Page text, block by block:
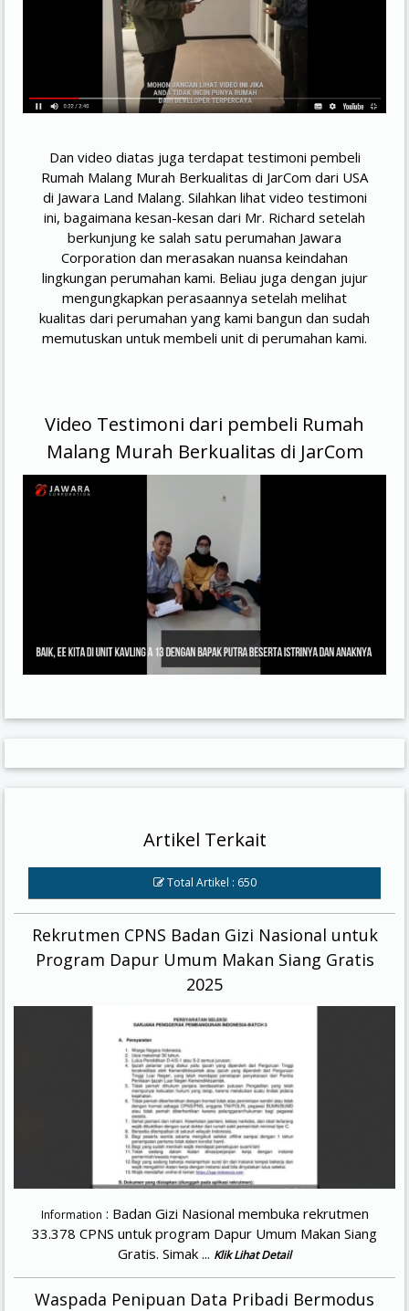
Dan video diatas juga terdapat testimoni pembeli
Rumah Malang Murah Berkualitas di JarCom dari USA
di Jawara Land Malang. Silahkan lihat video testimoni
ini, bagaimana kesan-kesan dari Mr. Richard setelah
berkunjung ke salah satu perumahan Jawara
Corporation dan merasakan nuansa keindahan
lingkungan perumahan kami. Beliau juga dengan jujur
mengungkapkan perasaannya setelah melihat
kualitas dari perumahan yang kami bangun dan sudah
memutuskan untuk membeli unit di perumahan kami.
Video Testimoni dari pembeli Rumah
Malang Murah Berkualitas di JarCom
Artikel Terkait
Total Artikel : 650
Rekrutmen CPNS Badan Gizi Nasional untuk
Program Dapur Umum Makan Siang Gratis
2025
Information : Badan Gizi Nasional membuka rekrutmen
33.378 CPNS untuk program Dapur Umum Makan Siang
Gratis. Simak ... Klik Lihat Detail
Waspada Penipuan Data Pribadi Bermodus